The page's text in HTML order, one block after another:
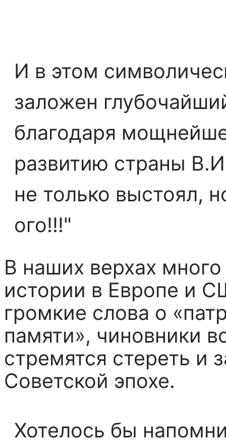
И в этом
заложен
благодаря
развитию страны
не только выстоял,
ого!!!"
В наших верхах
истории в Европе и
громкие слова о
памяти», чиновники
стремятся стереть и
Советской эпохе.
Хотелось бы